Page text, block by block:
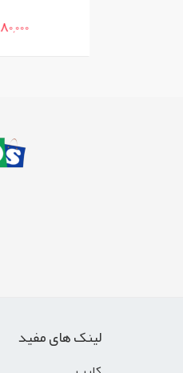
80,000 تومان
لینک های مفید